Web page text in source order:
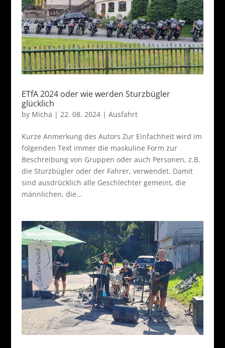
ETfA 2024 oder wie werden Sturzbügler
glücklich
by Micha | 22. 08. 2024| Ausfahrt
Kurze Anmerkung des Autors Zur Einfachheit wird im
folgenden Text immer die maskuline Form zur
Beschreibung von Gruppen oder auch Personen, z.B.
die Sturzbügler oder der Fahrer, verwendet. Damit
sind ausdrücklich alle Geschlechter gemeint, die
männlichen, die...